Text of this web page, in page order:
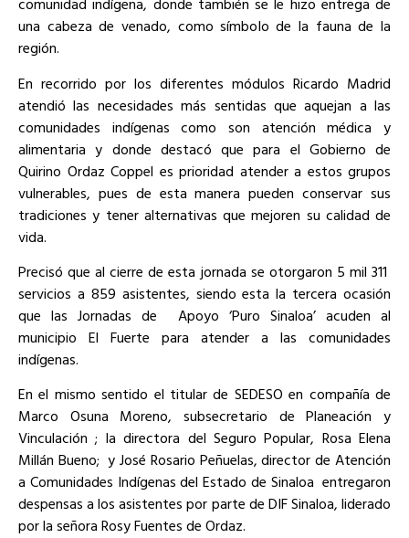
una cabeza de venado, como símbolo de la fauna de la
región.
En recorrido por los diferentes módulos Ricardo Madrid
atendió las necesidades más sentidas que aquejan a las
comunidades indígenas como son atención médica y
alimentaria y donde destacó que para el Gobierno de
Quirino Ordaz Coppel es prioridad atender a estos grupos
vulnerables, pues de esta manera pueden conservar sus
tradiciones y tener alternativas que mejoren su calidad de
vida.
Precisó que al cierre de esta jornada se otorgaron 5 mil 311
servicios a 859 asistentes, siendo esta la tercera ocasión
que las Jornadas de
Apoyo ‘Puro Sinaloa’ acuden al
municipio El Fuerte para atender a las comunidades
indígenas.
En el mismo sentido el titular de SEDESO en compañía de
Marco Osuna Moreno, subsecretario de Planeación y
Vinculación ; la directora del Seguro Popular, Rosa Elena
Millán Bueno; y José Rosario Peñuelas, director de Atención
a Comunidades Indígenas del Estado de Sinaloa entregaron
despensas a los asistentes por parte de DIF Sinaloa, liderado
por la señora Rosy Fuentes de Ordaz.